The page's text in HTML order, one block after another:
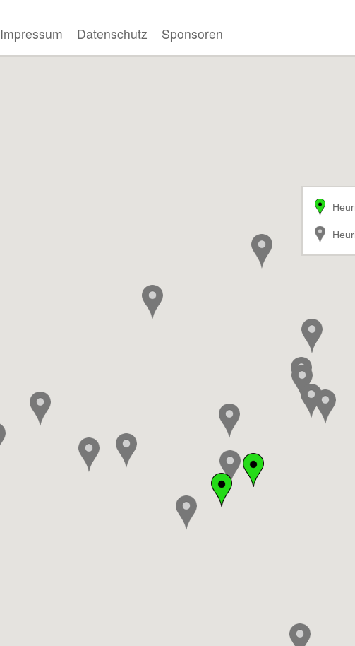
Impressum Datenschutz Sponsoren